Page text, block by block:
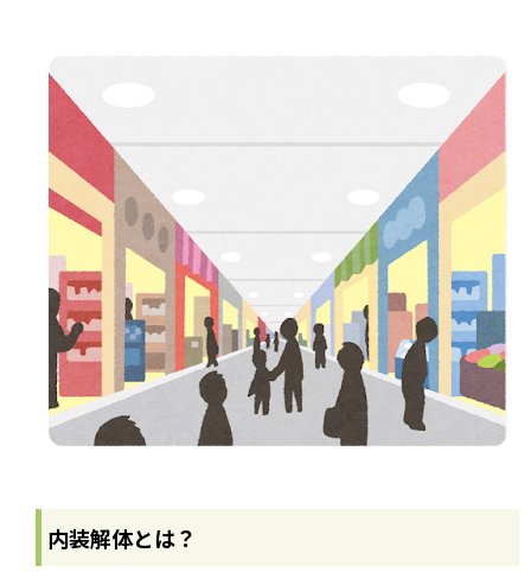
内装解体とは？